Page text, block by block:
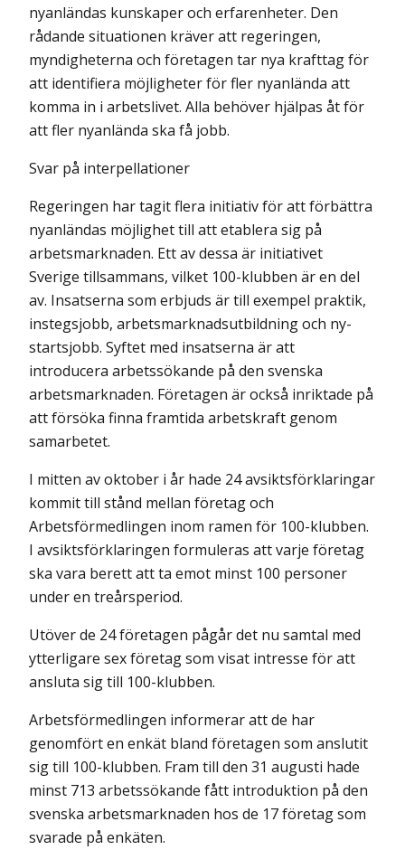
nyanländas kunskaper och erfarenheter. Den
rådande situationen kräver att regeringen,
myndigheterna och företagen tar nya krafttag för
att identifiera möjligheter för fler nyanlända att
komma in i arbetslivet. Alla behöver hjälpas åt för
att fler nyanlända ska få jobb.
Svar på interpellationer
Regeringen har tagit flera initiativ för att förbättra
nyanländas möjlighet till att etablera sig på
arbetsmarknaden. Ett av dessa är initiativet
Sverige tillsammans, vilket 100-klubben är en del
av. Insatserna som erbjuds är till exempel praktik,
instegsjobb, arbetsmarknadsutbildning och ny­
startsjobb. Syftet med insatserna är att
introducera arbetssökande på den svenska
arbetsmarknaden. Företagen är också inriktade på
att försöka fin­na framtida arbetskraft genom
samarbetet.
I mitten av oktober i år hade 24 avsiktsförklaringar
kommit till stånd mellan företag och
Arbetsförmedlingen inom ramen för 100-klubben.
I avsiktsförklaringen formuleras att varje företag
ska vara berett att ta emot minst 100 personer
under en treårsperiod.
Utöver de 24 företagen pågår det nu samtal med
ytterligare sex företag som visat intresse för att
ansluta sig till 100-klubben.
Arbetsförmedlingen informerar att de har
genomfört en enkät bland företagen som anslutit
sig till 100-klubben. Fram till den 31 augusti hade
minst 713 arbetssökande fått introduktion på den
svenska arbetsmarkna­den hos de 17 företag som
svarade på enkäten.